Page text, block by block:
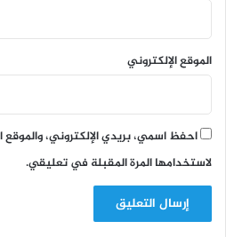
الموقع الإلكتروني
احفظ اسمي، بريدي الإلكتروني،
لاستخدامها المرة المقبلة في تعليقي.